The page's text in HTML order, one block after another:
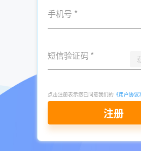
某头部工业机器人厂商面临传统渠道饱
荐了327家潜在客户，其中68家处于产
合系统提供的"竞品分析报告"和"技术
月内签约17家客户，贡献营收超8000
是，系统沉淀的客户互动数据反向优化
业推出轻量化协作机器人新品类。
立即注册查询
在流量成本持续攀升的今天，客套系统
手机号 *
短信验证码 *
点击注册表示您已同意我们的 《用户协议》
注册